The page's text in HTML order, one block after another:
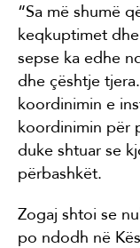
“Sa më shumë
keqkuptimet
sepse ka edhe
dhe çështje
koordinimin e
koordinimin për
duke shtuar se
përbashkët.
Zogaj shtoi se
po ndodh në